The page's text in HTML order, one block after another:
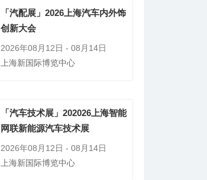
「汽配展」2026上海汽车内外饰
创新大会
2026年08月12日 - 08月14日
上海新国际博览中心
「汽车技术展」202026上海智能
网联新能源汽车技术展
2026年08月12日 - 08月14日
上海新国际博览中心